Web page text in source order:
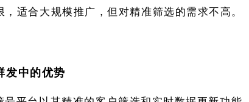
适合大规模推广，但对精准筛选的需求不高。
发中的优势